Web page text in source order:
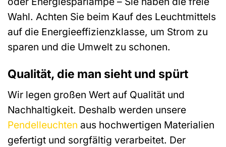
Wahl. Achten Sie beim Kauf des Leuchtmittels
auf die Energieeffizienzklasse, um Strom zu
sparen und die Umwelt zu schonen.
Qualität, die man sieht und spürt
Wir legen großen Wert auf Qualität und
Nachhaltigkeit. Deshalb werden unsere
Pendelleuchten aus hochwertigen Materialien
gefertigt und sorgfältig verarbeitet. Der